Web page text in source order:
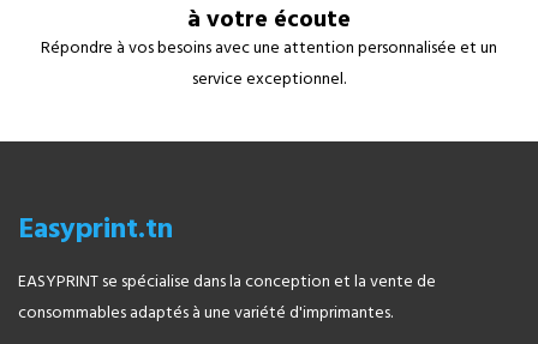
à votre écoute
Répondre à vos besoins avec une attention personnalisée et un
service exceptionnel.
Easyprint.tn
EASYPRINT se spécialise dans la conception et la vente de
consommables adaptés à une variété d'imprimantes.